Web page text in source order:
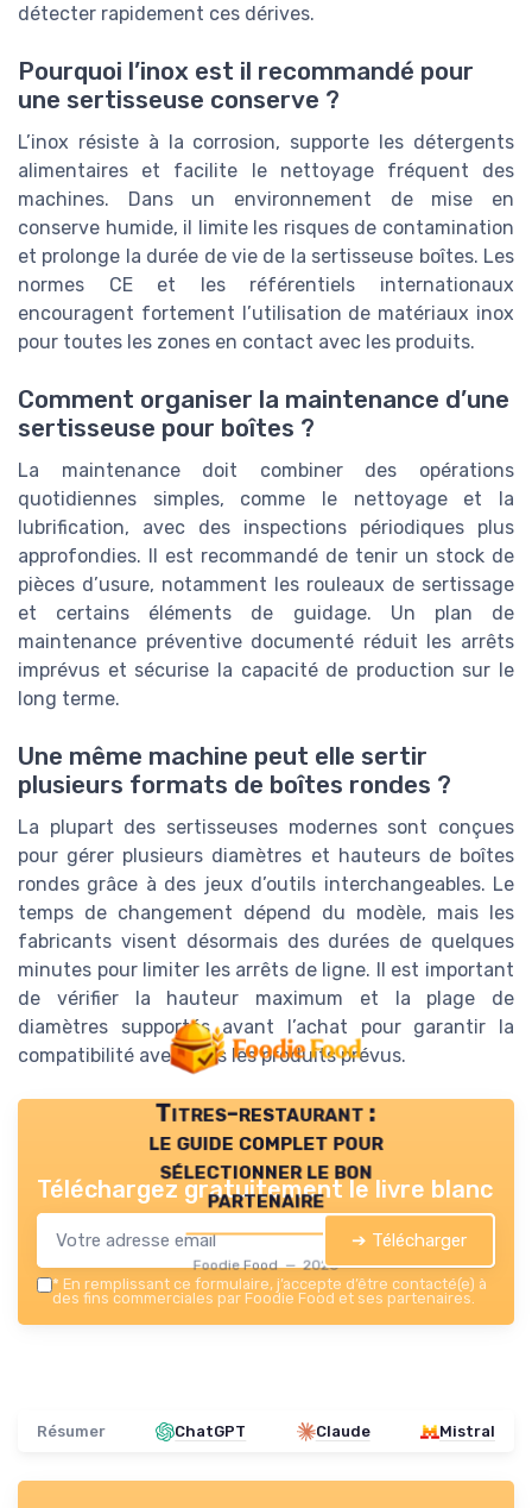
détecter rapidement ces dérives.
Pourquoi l’inox est il recommandé pour
une sertisseuse conserve ?
L’inox résiste à la corrosion, supporte les détergents
alimentaires et facilite le nettoyage fréquent des
machines. Dans un environnement de mise en
conserve humide, il limite les risques de contamination
et prolonge la durée de vie de la sertisseuse boîtes. Les
normes CE et les référentiels internationaux
encouragent fortement l’utilisation de matériaux inox
pour toutes les zones en contact avec les produits.
Comment organiser la maintenance d’une
sertisseuse pour boîtes ?
La maintenance doit combiner des opérations
quotidiennes simples, comme le nettoyage et la
lubrification, avec des inspections périodiques plus
approfondies. Il est recommandé de tenir un stock de
pièces d’usure, notamment les rouleaux de sertissage
et certains éléments de guidage. Un plan de
maintenance préventive documenté réduit les arrêts
imprévus et sécurise la capacité de production sur le
long terme.
Une même machine peut elle sertir
plusieurs formats de boîtes rondes ?
La plupart des sertisseuses modernes sont conçues
pour gérer plusieurs diamètres et hauteurs de boîtes
rondes grâce à des jeux d’outils interchangeables. Le
temps de changement dépend du modèle, mais les
fabricants visent désormais des durées de quelques
minutes pour limiter les arrêts de ligne. Il est important
de vérifier la hauteur maximum et la plage de
diamètres supportés avant l’achat pour garantir la
compatibilité avec tous les produits prévus.
Titres-restaurant :
le guide complet pour
sélectionner le bon
partenaire
Foodie Food — 2026
Téléchargez gratuitement le livre blanc
➔ Télécharger
* En remplissant ce formulaire, j’accepte d’être contacté(e) à
des fins commerciales par Foodie Food et ses partenaires.
Résumer ChatGPT Claude Mistral